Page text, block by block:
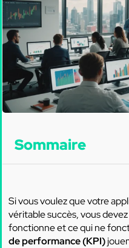
Sommaire
Si vous voulez que votre
véritable succès, vous
fonctionne et ce qui ne
de performance (KPI)